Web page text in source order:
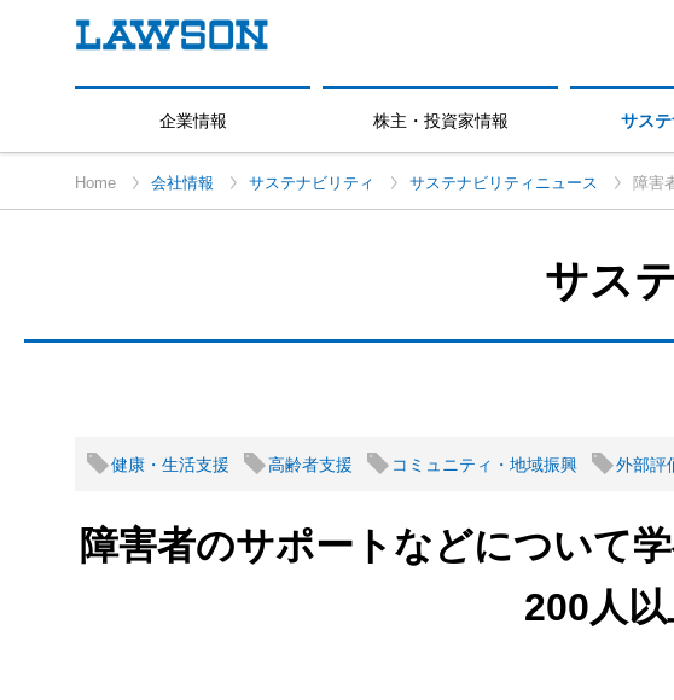
企業情報 株主・投資家情報 サス
Home 会社情報 サステナビリティ サステナビリティニュース 障害
サス
健康・生活支援 高齢者支援 コミュニティ・地域振興 外部評
障害者のサポートなどについて
200人